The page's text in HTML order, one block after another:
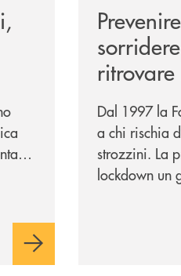
Dal 1997 la
a chi rischia
strozzini. La
lockdown un